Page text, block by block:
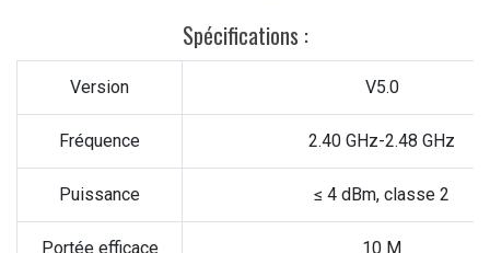
Spécifications :
Version V5.0
Fréquence 2.40 GHz-2.48 GHz
Puissance ≤ 4 dBm, classe 2
Portée efficace 10 M